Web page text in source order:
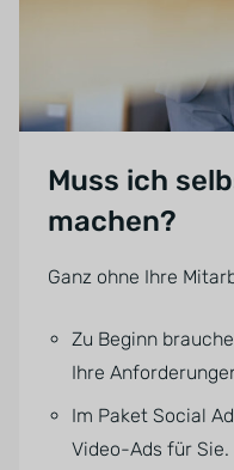
Muss ich
machen?
Ganz ohne Ihre
Zu Beginn
Ihre
Im Paket Social
Video-Ads für